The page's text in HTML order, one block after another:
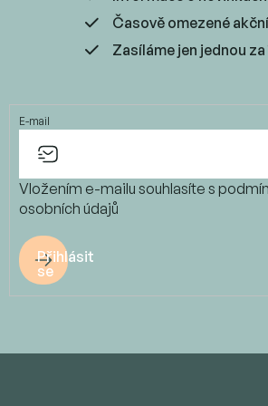
Časově omezené
Zasíláme jen jednou za
E-mail
Vložením e-mailu souhlasíte s
osobních údajů
Přihlásit
se